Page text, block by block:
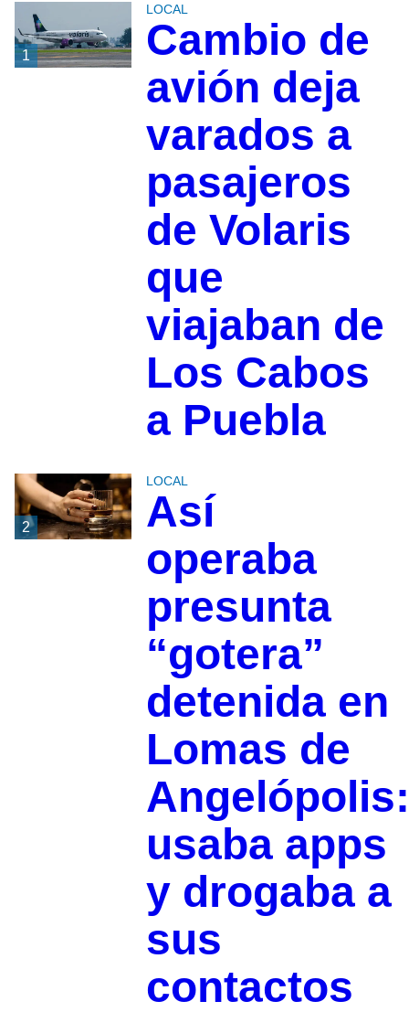
1
LOCAL
Cambio de
avión deja
varados a
pasajeros
de Volaris
que
viajaban de
Los Cabos
a Puebla
2
LOCAL
Así
operaba
presunta
“gotera”
detenida en
Lomas de
Angelópolis:
usaba apps
y drogaba a
sus
contactos